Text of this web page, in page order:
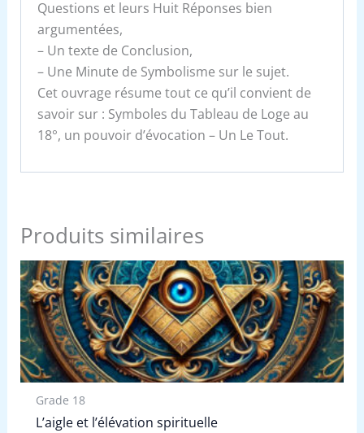
Questions et leurs Huit Réponses bien
argumentées,
– Un texte de Conclusion,
– Une Minute de Symbolisme sur le sujet.
Cet ouvrage résume tout ce qu’il convient de
savoir sur : Symboles du Tableau de Loge au
18°, un pouvoir d’évocation – Un Le Tout.
Produits similaires
Grade 18
L’aigle et l’élévation spirituelle